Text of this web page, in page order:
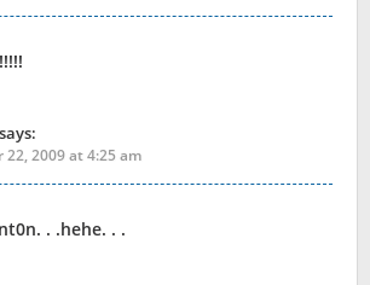
says:
22, 2009 at 4:25 am
. .hehe. . .